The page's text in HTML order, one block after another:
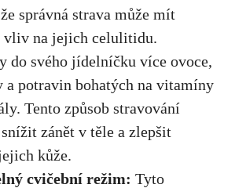
správná strava může mít
vliv na jejich celulitidu.
do svého jídelníčku více ovoce,
a potravin bohatých na vitamíny
Tento způsob stravování
zánět v těle a zlepšit
kůže.
cvičební režim: Tyto